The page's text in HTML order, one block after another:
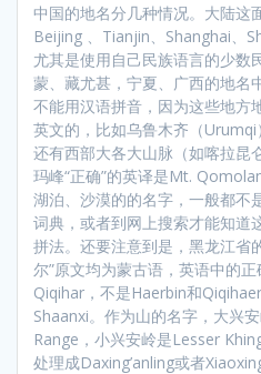
中国的地名分几种情况。大陆这
Beijing 、Tianjin、Shanghai、
尤其是使用自己民族语言的少数
蒙、藏尤甚，宁夏、广西的地名
不能用汉语拼音，因为这些地方
英文的，比如乌鲁木齐（Urumqi
还有西部大各大山脉（如喀拉昆
玛峰“正确”的英译是Mt.
湖泊、沙漠的的名字，一般都不
词典，或者到网上搜索才能知道
拼法。还要注意到是，黑龙江省
尔”原文均为蒙古语，英语中的
Qiqihar，不是Haerbin和
Shaanxi。作为山的名字，大兴
Range，小兴安岭是Lesser
处理成Daxing’anling或者